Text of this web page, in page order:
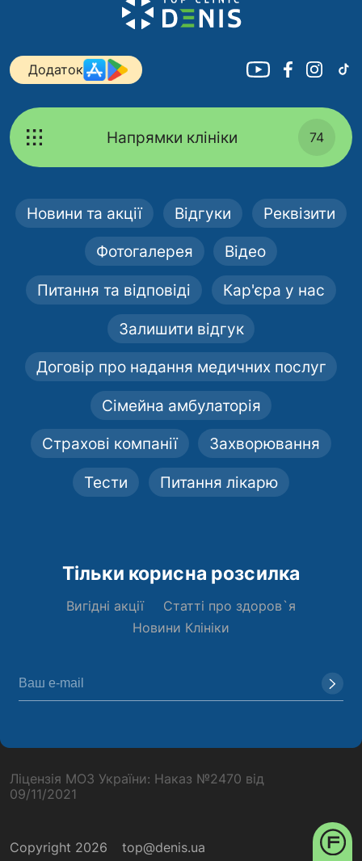
Додаток
Напрямки клініки 74
Новини та акції Відгуки Реквізити
Фотогалерея Відео
Питання та відповіді Кар'єра у нас
Залишити відгук
Договір про надання медичних послуг
Сімейна амбулаторія
Страхові компанії Захворювання
Тести Питання лікарю
Тільки корисна розсилка
Вигідні акції
Статті про здоров`я
Новини Клініки
Copyright 2026 top@denis.ua
Ліцензія МОЗ України: Наказ №2470 від
09/11/2021